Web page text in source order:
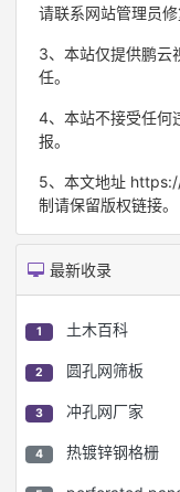
最新收录
1 土木百科
2 圆孔网筛板
3 冲孔网厂家
4 热镀锌钢格栅
请联系网站管理员修
3、本站仅提供鹏云
任。
4、本站不接受任何
报。
5、本文地址
制请保留版权链接。